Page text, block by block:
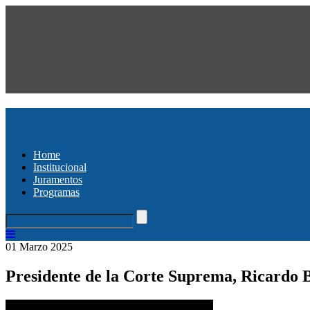
Home
Institucional
Juramentos
Programas
01 Marzo 2025
Presidente de la Corte Suprema,